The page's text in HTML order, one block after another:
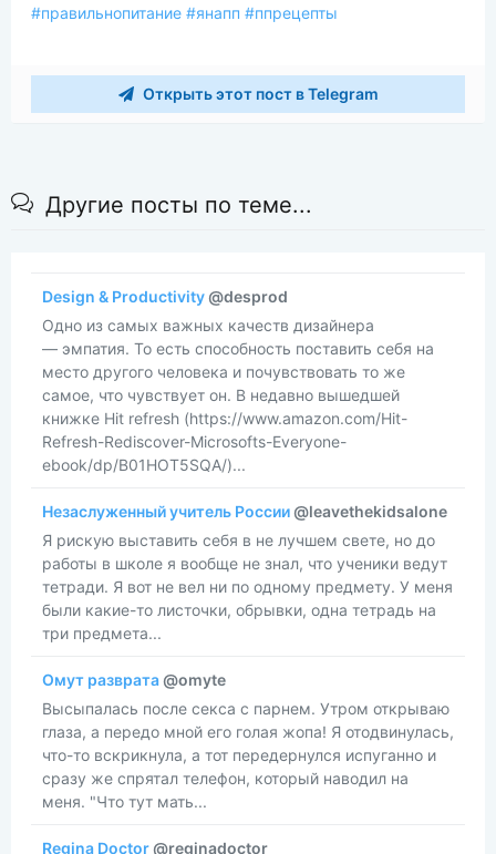
#правильнопитание #янапп #ппрецепты
Открыть этот пост в Telegram
Другие посты по теме...
Design & Productivity@desprod
Одно из самых важных качеств дизайнера
— эмпатия. То есть способность поставить себя на
место другого человека и почувствовать то же
самое, что чувствует он. В недавно вышедшей
книжке Hit refresh (https://www.amazon.com/Hit-
Refresh-Rediscover-Microsofts-Everyone-
ebook/dp/B01HOT5SQA/)...
Незаслуженный учитель России@leavethekidsalone
Я рискую выставить себя в не лучшем свете, но до
работы в школе я вообще не знал, что ученики ведут
тетради. Я вот не вел ни по одному предмету. У меня
были какие-то листочки, обрывки, одна тетрадь на
три предмета...
Омут разврата@omyte
Высыпалась после секса с парнем. Утром открываю
глаза, а передо мной его голая жопа! Я отодвинулась,
что-то вскрикнула, а тот передернулся испуганно и
сразу же спрятал телефон, который наводил на
меня. "Что тут мать...
Regina Doctor@reginadoctor